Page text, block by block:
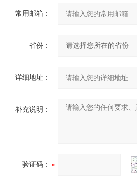
常用邮箱：
省份：
详细地址：
补充说明：
验证码：